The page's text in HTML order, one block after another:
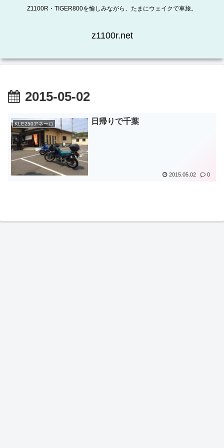
Z1100R・TIGER800を愉しみながら、たまにウェイクで車旅。
z1100r.net
2015-05-02
KLE250アネーロ 日帰りで千葉
2015.05.02 0